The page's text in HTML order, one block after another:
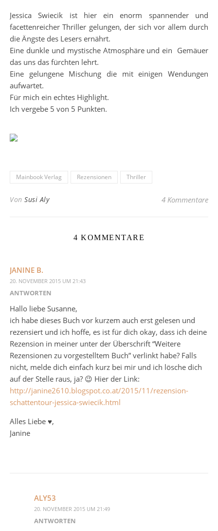
Jessica Swiecik ist hier ein enorm spannender und
facettenreicher Thriller gelungen, der sich vor allem durch
die Ängste des Lesers ernährt.
Eine dunkle und mystische Atmosphäre und ein Gemäuer
das uns das fürchten lehrt.
Eine gelungene Mischung die mit einigen Wendungen
aufwartet.
Für mich ein echtes Highlight.
Ich vergebe 5 von 5 Punkten.
Mainbook Verlag Rezensionen Thriller
Von Susi Aly 4 Kommentare
4 KOMMENTARE
JANINE B.
20. NOVEMBER 2015 UM 21:43
ANTWORTEN
Hallo liebe Susanne,
ich habe dieses Buch vor kurzem auch erst gelesen und
rezensiert und ich hoffe, es ist für dich okay, dass ich deine
Rezension in meiner unter der Überschrift “Weitere
Rezensionen zu vorgestelltem Buch” verlinkt habe? Falls
nicht, melde dich einfach kurz bei mir und ich lösche dich
auf der Stelle raus, ja? 😉 Hier der Link:
http://janine2610.blogspot.co.at/2015/11/rezension-
schattentour-jessica-swiecik.html
Alles Liebe ♥,
Janine
ALY53
20. NOVEMBER 2015 UM 21:49
ANTWORTEN